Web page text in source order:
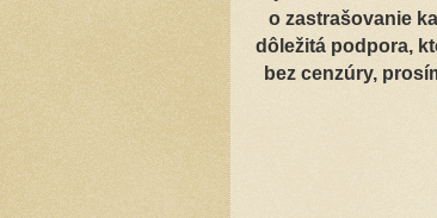
o zastrašovanie
dôležitá podpora,
bez cenzúry,